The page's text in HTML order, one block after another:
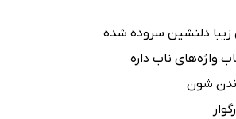
زیبا دلنشین سروده شده
واژه‌های ناب داره
شون